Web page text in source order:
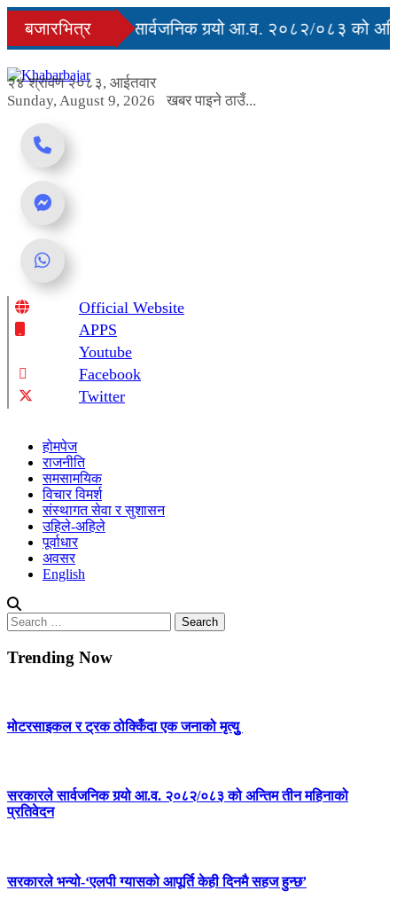
Skip
content
बजारभित्र
सरकारले सार्वजनिक गर्‍यो आ.व. २०८२/०८३ को
२४ श्रावण २०८३, आईतवार
Sunday, August 9, 2026
खबर पाइने ठाउँ...
Online News Portal
Official Website
APPS
Youtube
Facebook
Twitter
होमपेज
राजनीति
समसामयिक
विचार विमर्श
संस्थागत सेवा र सुशासन
उहिले-अहिले
पूर्वाधार
अवसर
English
Search
for:
Trending Now
मोटरसाइकल र ट्रक ठोक्किँदा एक जनाको मृत्युु
सरकारले सार्वजनिक गर्‍यो आ.व. २०८२/०८३ को अन्तिम तीन महिनाको
प्रतिवेदन
सरकारले भन्यो-‘एलपी ग्यासको आपूर्ति केही दिनमै सहज हुन्छ’